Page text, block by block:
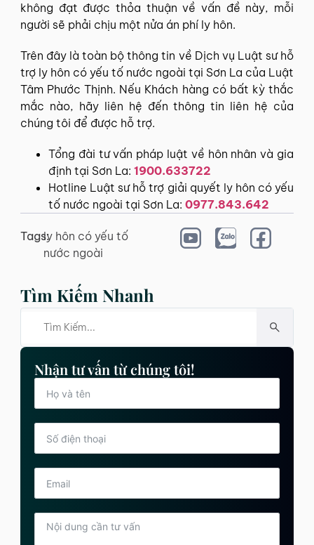
không đạt được thỏa thuận về vấn đề này, mỗi
người sẽ phải chịu một nửa án phí ly hôn.
Trên đây là toàn bộ thông tin về Dịch vụ Luật sư hỗ
trợ ly hôn có yếu tố nước ngoài tại Sơn La của Luật
Tâm Phước Thịnh. Nếu Khách hàng có bất kỳ thắc
mắc nào, hãy liên hệ đến thông tin liên hệ của
chúng tôi để được hỗ trợ.
Tổng đài tư vấn pháp luật về hôn nhân và gia
định tại Sơn La: 1900.633722
Hotline Luật sư hỗ trợ giải quyết ly hôn có yếu
tố nước ngoài tại Sơn La: 0977.843.642
Tags:ly hôn có yếu tố
nước ngoài
Tìm Kiếm Nhanh
Nhận tư vấn từ chúng tôi!